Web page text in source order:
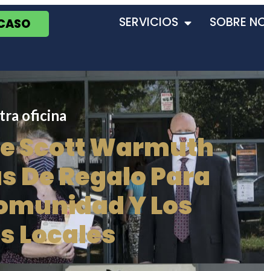
SERVICIOS SOBRE
oficina
Scott Warmuth
De Regalo Para
Y Los
Locales